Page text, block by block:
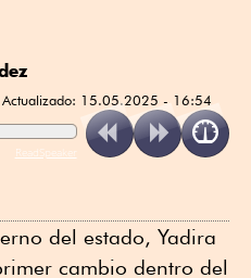
Actualizado: 15.05.2025 - 16:54
ReadSpeaker
del estado, Yadira
cambio dentro del